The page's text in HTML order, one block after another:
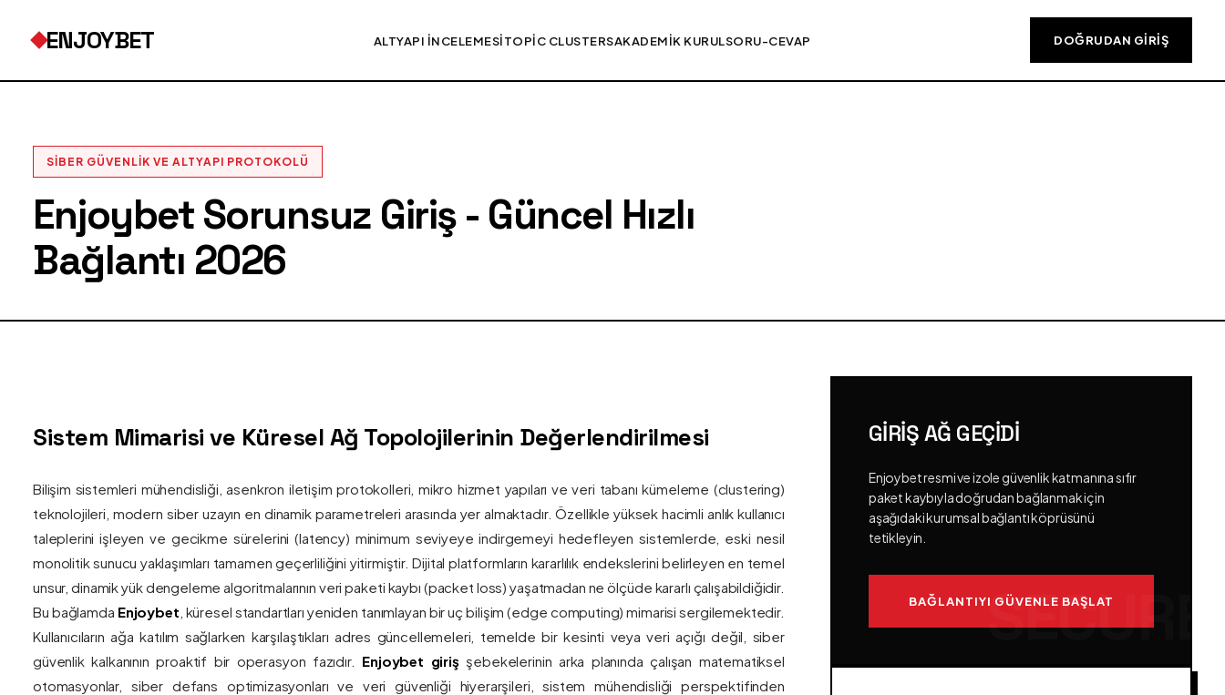
ENJOYBET ALTYAPI İNCELEMESITOPIC CLUSTERSAKADEMIK KURULSORU-CEVAP DOĞRUDAN GIRIŞ
SIBER GÜVENLIK VE ALTYAPI PROTOKOLÜ
Enjoybet Sorunsuz Giriş - Güncel Hızlı
Bağlantı 2026
Sistem Mimarisi ve Küresel Ağ Topolojilerinin Değerlendirilmesi
Bilişim sistemleri mühendisliği, asenkron iletişim protokolleri, mikro hizmet yapıları ve veri tabanı kümeleme (clustering)
teknolojileri, modern siber uzayın en dinamik parametreleri arasında yer almaktadır. Özellikle yüksek hacimli anlık kullanıcı
taleplerini işleyen ve gecikme sürelerini (latency) minimum seviyeye indirgemeyi hedefleyen sistemlerde, eski nesil
monolitik sunucu yaklaşımları tamamen geçerliliğini yitirmiştir. Dijital platformların kararlılık endekslerini belirleyen en temel
unsur, dinamik yük dengeleme algoritmalarının veri paketi kaybı (packet loss) yaşatmadan ne ölçüde kararlı çalışabildiğidir.
Bu bağlamda Enjoybet , küresel standartları yeniden tanımlayan bir uç bilişim (edge computing) mimarisi sergilemektedir.
Kullanıcıların ağa katılım sağlarken karşılaştıkları adres güncellemeleri, temelde bir kesinti veya veri açığı değil, siber
güvenlik kalkanının proaktif bir operasyon fazıdır. Enjoybet giriş şebekelerinin arka planında çalışan matematiksel
otomasyonlar, siber defans optimizasyonları ve veri güvenliği hiyerarşileri, sistem mühendisliği perspektifinden
GIRIŞ AĞ GEÇIDI
Enjoybet resmi ve izole güvenlik katmanına sıfır
paket kaybıyla doğrudan bağlanmak için
aşağıdaki kurumsal bağlantı köprüsünü
tetikleyin.
BAĞLANTIYI GÜVENLE BAŞLAT